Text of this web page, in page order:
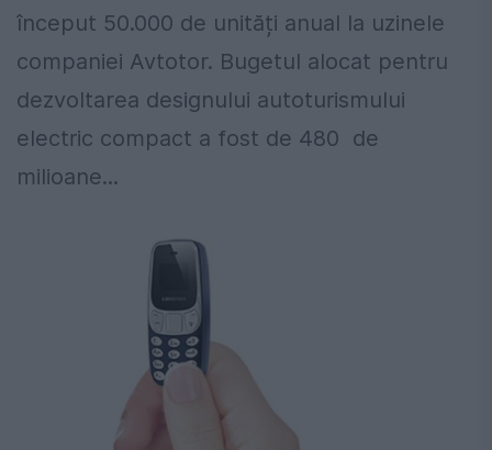
început 50.000 de unități anual la uzinele
companiei Avtotor. Bugetul alocat pentru
dezvoltarea designului autoturismului
electric compact a fost de 480 de
milioane...